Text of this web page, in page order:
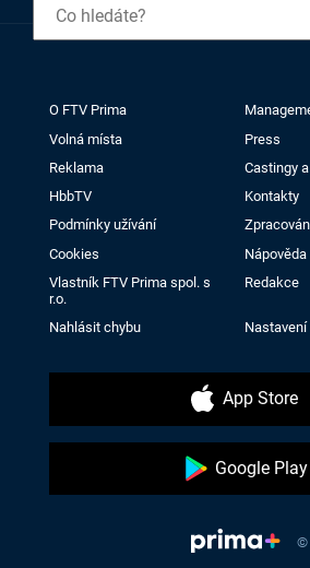
O FTV Prima
Volná místa
Press
Reklama
Castingy
HbbTV
Kontakty
Podmínky užívání
Cookies
Nápověda
Vlastník FTV Prima spol. s
r.o.
Redakce
Nahlásit chybu
App Store
Google Play
©